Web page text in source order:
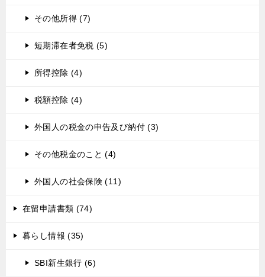
その他所得 (7)
短期滞在者免税 (5)
所得控除 (4)
税額控除 (4)
外国人の税金の申告及び納付 (3)
その他税金のこと (4)
外国人の社会保険 (11)
在留申請書類 (74)
暮らし情報 (35)
SBI新生銀行 (6)